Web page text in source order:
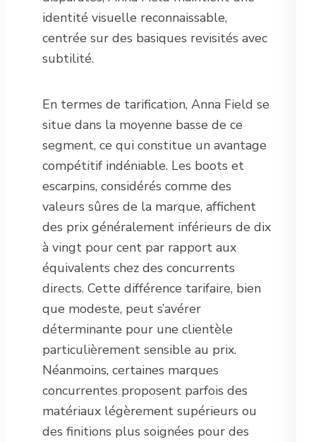
identité visuelle reconnaissable,
centrée sur des basiques revisités avec
subtilité.
En termes de tarification, Anna Field se
situe dans la moyenne basse de ce
segment, ce qui constitue un avantage
compétitif indéniable. Les boots et
escarpins, considérés comme des
valeurs sûres de la marque, affichent
des prix généralement inférieurs de dix
à vingt pour cent par rapport aux
équivalents chez des concurrents
directs. Cette différence tarifaire, bien
que modeste, peut s’avérer
déterminante pour une clientèle
particulièrement sensible au prix.
Néanmoins, certaines marques
concurrentes proposent parfois des
matériaux légèrement supérieurs ou
des finitions plus soignées pour des